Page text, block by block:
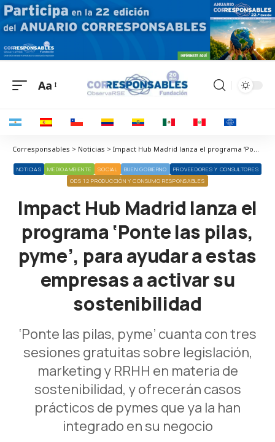
Aa
Corresponsables > Noticias > Impact Hub Madrid lanza el programa ‘Ponte las pilas, pyme’, para ayudar a estas empresas a activar su sostenibilidad
NOTICIAS MEDIOAMBIENTE SOCIAL BUEN GOBIERNO
PROVEEDORES Y CONSULTORES
ODS 12 PRODUCCIÓN Y CONSUMO RESPONSABLES
Impact Hub Madrid lanza el
programa ‘Ponte las pilas,
pyme’, para ayudar a estas
empresas a activar su
sostenibilidad
‘Ponte las pilas, pyme’ cuanta con tres
sesiones gratuitas sobre legislación,
marketing y RRHH en materia de
sostenibilidad, y ofrecerán casos
prácticos de pymes que ya la han
integrado en su negocio